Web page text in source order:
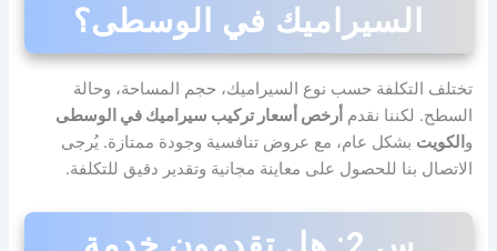
السيراميك في الوسطى؟
تختلف التكلفة حسب نوع السيراميك، حجم المساحة، وحالة
السطح. لكننا نقدم أرخص أسعار تركيب سيراميك في الوسطى
و الكويت بشكل عام، مع عروض تنافسية وجودة ممتازة. يُرجى
الاتصال بنا للحصول على معاينة مجانية وتقدير دقيق للتكلفة.